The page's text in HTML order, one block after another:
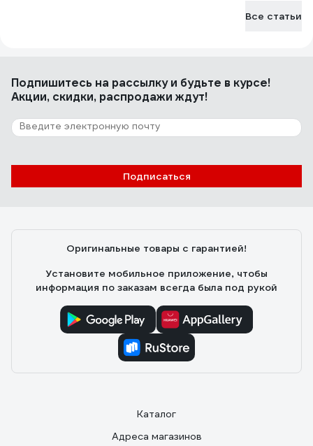
Все статьи
1946 году
кнопка
постоянно,
разметка,
схож с
полотно
работе с
лишь
Подпишитесь на рассылкуи будьте в курсе!
Акции, скидки, распродажи ждут!
Подписаться
Оригинальные товары с гарантией!
Установите мобильное приложение, чтобы
информация по заказам всегда была под рукой
Каталог
Адреса магазинов